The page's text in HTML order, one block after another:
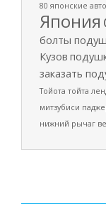
80 японские
Япония
болты
Кузов
заказать
Тойота тойта
митзубиси
нижний рычаг